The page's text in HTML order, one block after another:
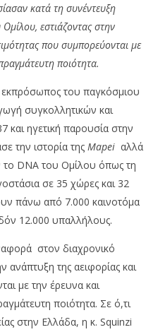
για τον όμιλο και
για την Ελλάδα
κατά τη συνέντευξη
εστιάζοντας στην
που συμπορεύονται με
ποιότητα.
του παγκόσμιου
συγκολλητικών και
και ηγετική παρουσία στην
την ιστορία της Mapei αλλά
το DNA του Ομίλου όπως τη
σε 35 χώρες και 32
πάνω από 7.000 καινοτόμα
12.000 υπαλλήλους.
στον διαχρονικό
της αειφορίας και
με την έρευνα και
ποιότητα. Σε ό,τι
στην Ελλάδα, η κ. Squinzi